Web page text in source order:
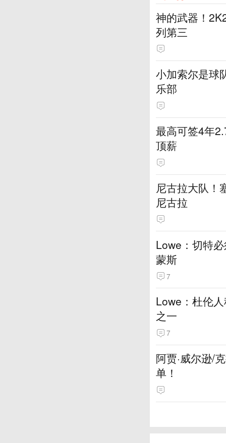
神的武器！
列第三
小加索尔是球
乐部
最高可签4年
顶薪
尼古拉大队！
尼古拉
Lowe：切特
蒙斯
7
Lowe：杜伦
之一
7
阿贾·威尔逊/
单！